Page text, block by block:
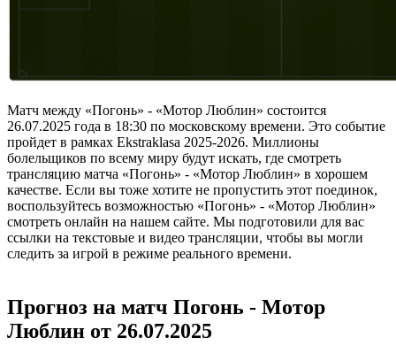
Матч между «Погонь» - «Мотор Люблин» состоится
26.07.2025 года в 18:30 по московскому времени. Это событие
пройдет в рамках Ekstraklasa 2025-2026. Миллионы
болельщиков по всему миру будут искать, где смотреть
трансляцию матча «Погонь» - «Мотор Люблин» в хорошем
качестве. Если вы тоже хотите не пропустить этот поединок,
воспользуйтесь возможностью «Погонь» - «Мотор Люблин»
смотреть онлайн на нашем сайте. Мы подготовили для вас
ссылки на текстовые и видео трансляции, чтобы вы могли
следить за игрой в режиме реального времени.
Прогноз на матч Погонь - Мотор
Люблин от 26.07.2025